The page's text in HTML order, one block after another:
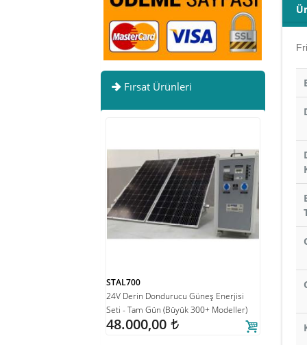
Fırsat Ürünleri
STAL700
24V Derin Dondurucu Güneş Enerjisi
Seti - Tam Gün (Büyük 300+ Modeller)
48.000,00 t
Hacim,